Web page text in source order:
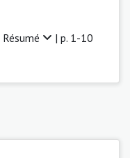
Résumé | p. 1-10